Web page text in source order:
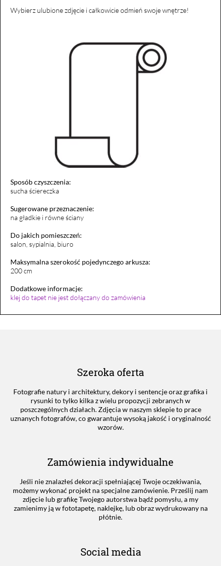
Wybierz ulubione zdjęcie i całkowicie odmień swoje wnętrze!
Sposób czyszczenia:
sucha ściereczka
Sugerowane przeznaczenie:
na gładkie i równe ściany
Do jakich pomieszczeń:
salon, sypialnia, biuro
Maksymalna szerokość pojedynczego arkusza:
200 cm
Dodatkowe informacje:
klej do tapet nie jest dołączany do zamówienia
Szeroka oferta
Fotografie natury i architektury, dekory i sentencje oraz grafika i
rysunki to tylko kilka z wielu propozycji zebranych w
poszczególnych działach. Zdjęcia w naszym sklepie to prace
uznanych fotografów, co gwarantuje wysoką jakość i oryginalność
wzorów.
Zamówienia indywidualne
Jeśli nie znalazłeś dekoracji spełniającej Twoje oczekiwania,
możemy wykonać projekt na specjalne zamówienie. Prześlij nam
zdjęcie lub grafikę Twojego autorstwa bądź pomysłu, a my
zamienimy ją w fototapetę, naklejkę, lub obraz wydrukowany na
płótnie.
Social media